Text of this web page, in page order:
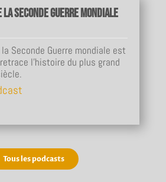
la Seconde Guerre mondiale
Seconde Guerre mondiale est
l'histoire du plus grand
Tous les podcasts